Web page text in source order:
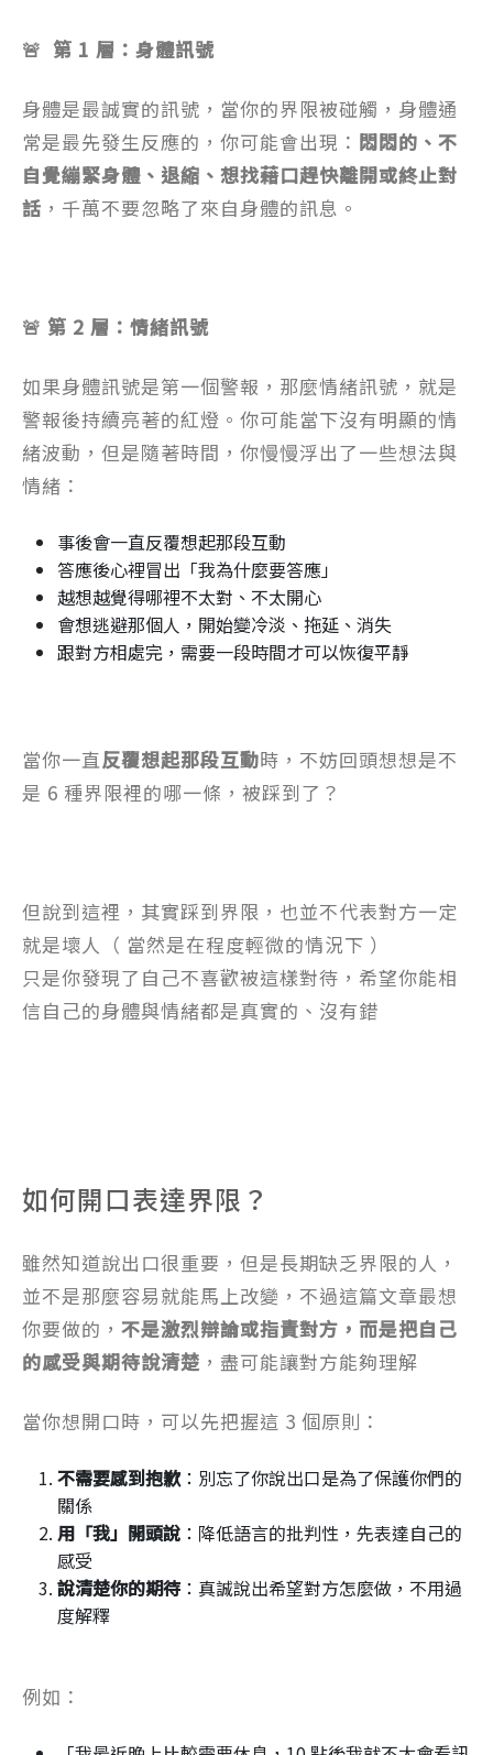
🚨 第 1 層：身體訊號
身體是最誠實的訊號，當你的界限被碰觸，身體通
常是最先發生反應的，你可能會出現： 悶悶的、不
自覺繃緊身體、退縮、想找藉口趕快離開或終止對
話 ，千萬不要忽略了來自身體的訊息。
🚨 第 2 層：情緒訊號
如果身體訊號是第一個警報，那麼情緒訊號，就是
警報後持續亮著的紅燈。你可能當下沒有明顯的情
緒波動，但是隨著時間，你慢慢浮出了一些想法與
情緒：
事後會一直反覆想起那段互動
答應後心裡冒出「我為什麼要答應」
越想越覺得哪裡不太對、不太開心
會想逃避那個人，開始變冷淡、拖延、消失
跟對方相處完，需要一段時間才可以恢復平靜
當你一直反覆想起那段互動時，不妨回頭想想是不
是 6 種界限裡的哪一條，被踩到了？
但說到這裡，其實踩到界限，也並不代表對方一定
就是壞人（ 當然是在程度輕微的情況下 ）
只是你發現了自己不喜歡被這樣對待，希望你能相
信自己的身體與情緒都是真實的、沒有錯
如何開口表達界限？
雖然知道說出口很重要，但是長期缺乏界限的人，
並不是那麼容易就能馬上改變，不過這篇文章最想
你要做的， 不是激烈辯論或指責對方，而是把自己
的感受與期待說清楚 ，盡可能讓對方能夠理解
當你想開口時，可以先把握這 3 個原則：
不需要感到抱歉：別忘了你說出口是為了保護你們的
關係
用「我」開頭說 ：降低語言的批判性，先表達自己的
感受
說清楚你的期待 ：真誠說出希望對方怎麼做，不用過
度解釋
例如：